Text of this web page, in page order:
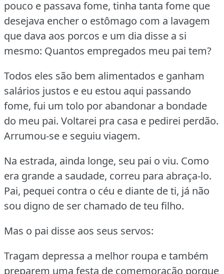
pouco e passava fome, tinha tanta fome que
desejava encher o estômago com a lavagem
que dava aos porcos e um dia disse a si
mesmo: Quantos empregados meu pai tem?
Todos eles são bem alimentados e ganham
salários justos e eu estou aqui passando
fome, fui um tolo por abandonar a bondade
do meu pai. Voltarei pra casa e pedirei perdão.
Arrumou-se e seguiu viagem.
Na estrada, ainda longe, seu pai o viu. Como
era grande a saudade, correu para abraça-lo.
Pai, pequei contra o céu e diante de ti, já não
sou digno de ser chamado de teu filho.
Mas o pai disse aos seus servos:
Tragam depressa a melhor roupa e também
preparem uma festa de comemoração porque